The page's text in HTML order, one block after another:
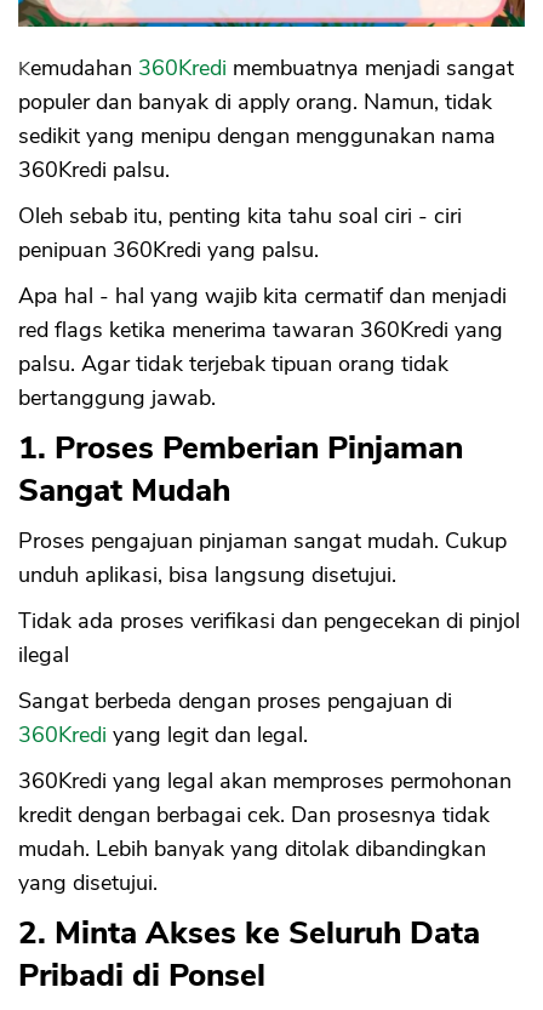
Kemudahan 360Kredi membuatnya menjadi sangat
populer dan banyak di apply orang. Namun, tidak
sedikit yang menipu dengan menggunakan nama
360Kredi palsu.
Oleh sebab itu, penting kita tahu soal ciri - ciri
penipuan 360Kredi yang palsu.
Apa hal - hal yang wajib kita cermatif dan menjadi
red flags ketika menerima tawaran 360Kredi yang
palsu. Agar tidak terjebak tipuan orang tidak
bertanggung jawab.
1. Proses Pemberian Pinjaman
Sangat Mudah
Proses pengajuan pinjaman sangat mudah. Cukup
unduh aplikasi, bisa langsung disetujui.
Tidak ada proses verifikasi dan pengecekan di pinjol
ilegal
Sangat berbeda dengan proses pengajuan di
360Kredi yang legit dan legal.
360Kredi yang legal akan memproses permohonan
kredit dengan berbagai cek. Dan prosesnya tidak
mudah. Lebih banyak yang ditolak dibandingkan
yang disetujui.
2. Minta Akses ke Seluruh Data
Pribadi di Ponsel